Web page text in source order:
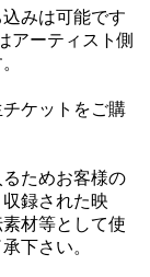
みは可能です
アーティスト側
ケットをご購
ためお客様の
録された映
材等として使
下さい。